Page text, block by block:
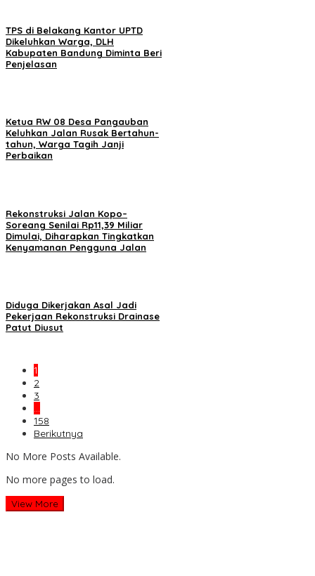
TPS di Belakang Kantor UPTD
Dikeluhkan Warga, DLH
Kabupaten Bandung Diminta Beri
Penjelasan
Ketua RW 08 Desa Pangauban
Keluhkan Jalan Rusak Bertahun-
tahun, Warga Tagih Janji
Perbaikan
Rekonstruksi Jalan Kopo–
Soreang Senilai Rp11,39 Miliar
Dimulai, Diharapkan Tingkatkan
Kenyamanan Pengguna Jalan
Diduga Dikerjakan Asal Jadi
Pekerjaan Rekonstruksi Drainase
Patut Diusut
1
2
3
…
158
Berikutnya
No More Posts Available.
No more pages to load.
View More